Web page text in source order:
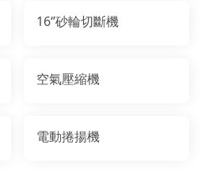
16‘’砂輪切斷機
空氣壓縮機
電動捲揚機